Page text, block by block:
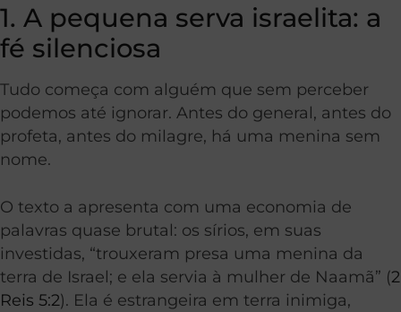
1. A pequena serva israelita: a
fé silenciosa
Tudo começa com alguém que sem perceber
podemos até ignorar. Antes do general, antes do
profeta, antes do milagre, há uma menina sem
nome.
O texto a apresenta com uma economia de
palavras quase brutal: os sírios, em suas
investidas, “trouxeram presa uma menina da
terra de Israel; e ela servia à mulher de Naamã” (2
Reis 5:2). Ela é estrangeira em terra inimiga,